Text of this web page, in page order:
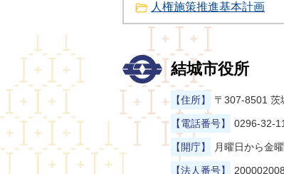
人権施策推進基本計画
結城市役所
【住所】 〒307-8501 茨
【電話番号】 0296-32-
【開庁】 月曜日から金
【法人番号】